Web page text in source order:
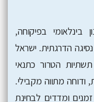
בינלאומי בפיקוחה,
הדרגתית. ישראל
הטרור כתנאי
ודוחה מתווה מקבילי.
ומדדים לבחינת